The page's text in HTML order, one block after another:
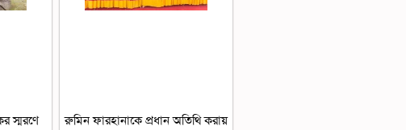
স্মরণে
রুমিন ফারহানাকে প্রধান অতিথি করায়